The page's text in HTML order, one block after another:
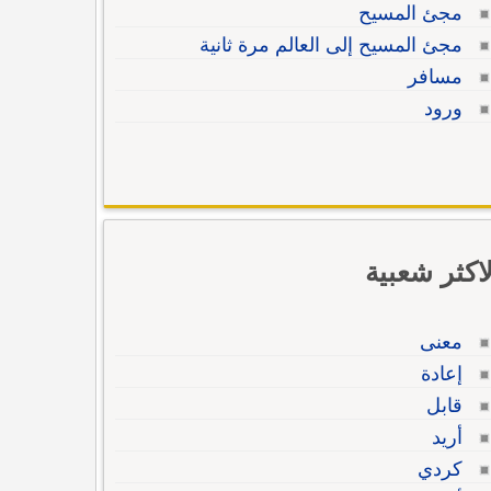
مجئ المسيح
مجئ المسيح إلى العالم مرة ثانية
مسافر
ورود
شعبية
معنى
إعادة
قابل
أريد
كردي